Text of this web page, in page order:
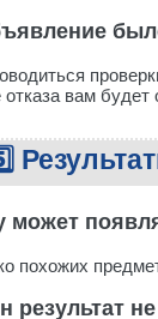
отказа вам
может
похожих
результат